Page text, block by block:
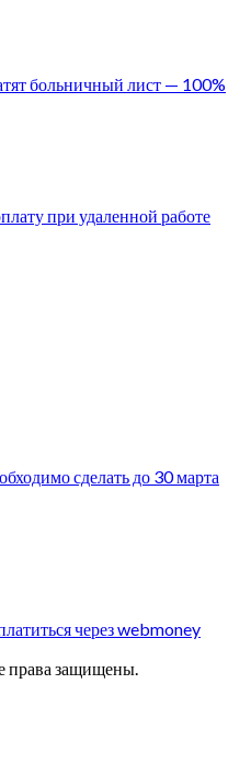
больничный лист — 100%
при удаленной работе
сделать до 30 марта
через webmoney
права защищены.